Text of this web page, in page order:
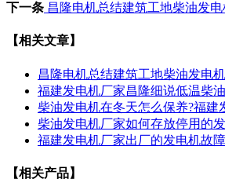
下一条 昌隆电机总结建筑工地柴油发
【相关文章】
昌隆电机总结建筑工地柴油发电
福建发电机厂家昌隆细说低温柴
柴油发电机在冬天怎么保养?福
柴油发电机厂家如何存放停用的
福建发电机厂家出厂的发电机故
【相关产品】